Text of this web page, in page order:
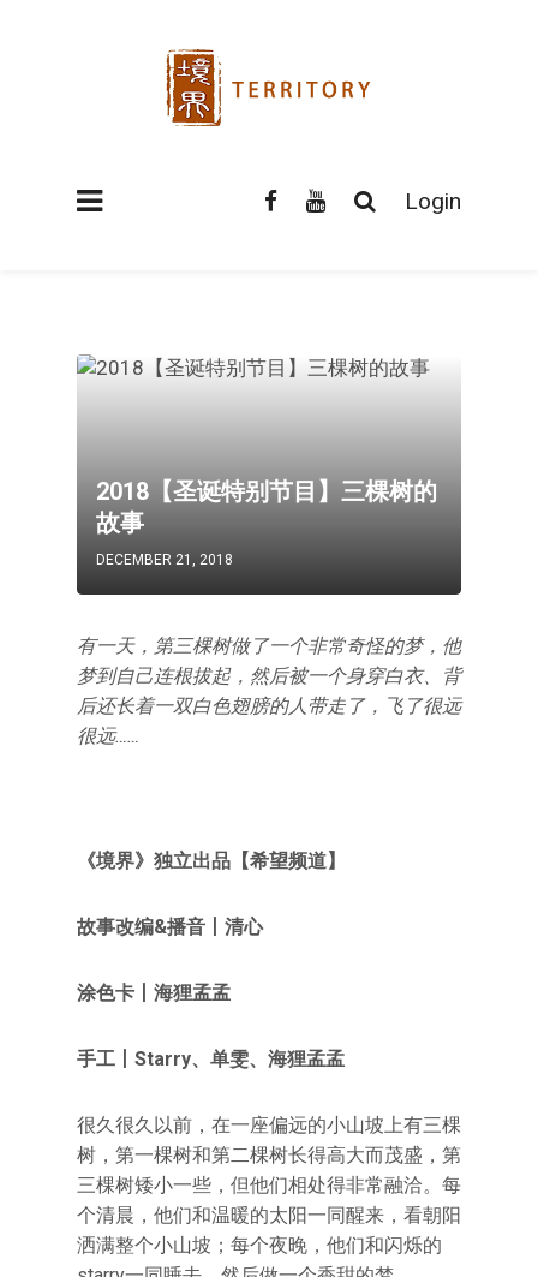
Login
2018【圣诞特别节目】三棵树的
故事
DECEMBER 21, 2018
有一天，第三棵树做了一个非常奇怪的梦，他
梦到自己连根拔起，然后被一个身穿白衣、背
后还长着一双白色翅膀的人带走了，飞了很远
很远……
《境界》独立出品【希望频道】
故事改编&播音 清心
涂色卡 海狸孟孟
手工丨Starry、单雯、海狸孟孟
很久很久以前，在一座偏远的小山坡上有三棵
树，第一棵树和第二棵树长得高大而茂盛，第
三棵树矮小一些，但他们相处得非常融洽。每
个清晨，他们和温暖的太阳一同醒来，看朝阳
洒满整个小山坡；每个夜晚，他们和闪烁的